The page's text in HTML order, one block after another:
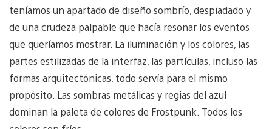
teníamos un apartado de diseño sombrío, despiadado y
de una crudeza palpable que hacía resonar los eventos
que queríamos mostrar. La iluminación y los colores, las
partes estilizadas de la interfaz, las partículas, incluso las
formas arquitectónicas, todo servía para el mismo
propósito. Las sombras metálicas y regias del azul
dominan la paleta de colores de Frostpunk. Todos los